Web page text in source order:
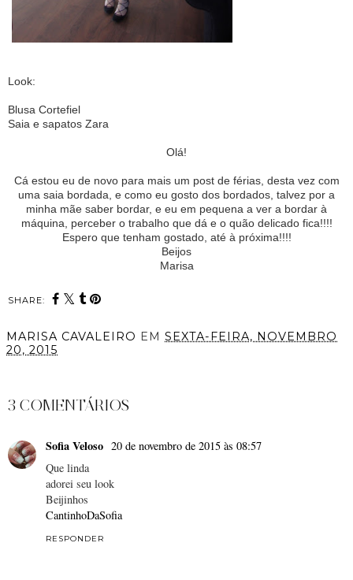
Look:
Blusa Cortefiel
Saia e sapatos Zara
Olá!
Cá estou eu de novo para mais um post de férias, desta vez com
uma saia bordada, e como eu gosto dos bordados, talvez por a
minha mãe saber bordar, e eu em pequena a ver a bordar à
máquina, perceber o trabalho que dá e o quão delicado fica!!!!
Espero que tenham gostado, até à próxima!!!!
Beijos
Marisa
SHARE:
MARISA CAVALEIRO EM SEXTA-FEIRA, NOVEMBRO
20, 2015
3 COMENTÁRIOS
Sofia Veloso 20 de novembro de 2015 às 08:57
Que linda
adorei seu look
Beijinhos
CantinhoDaSofia
RESPONDER